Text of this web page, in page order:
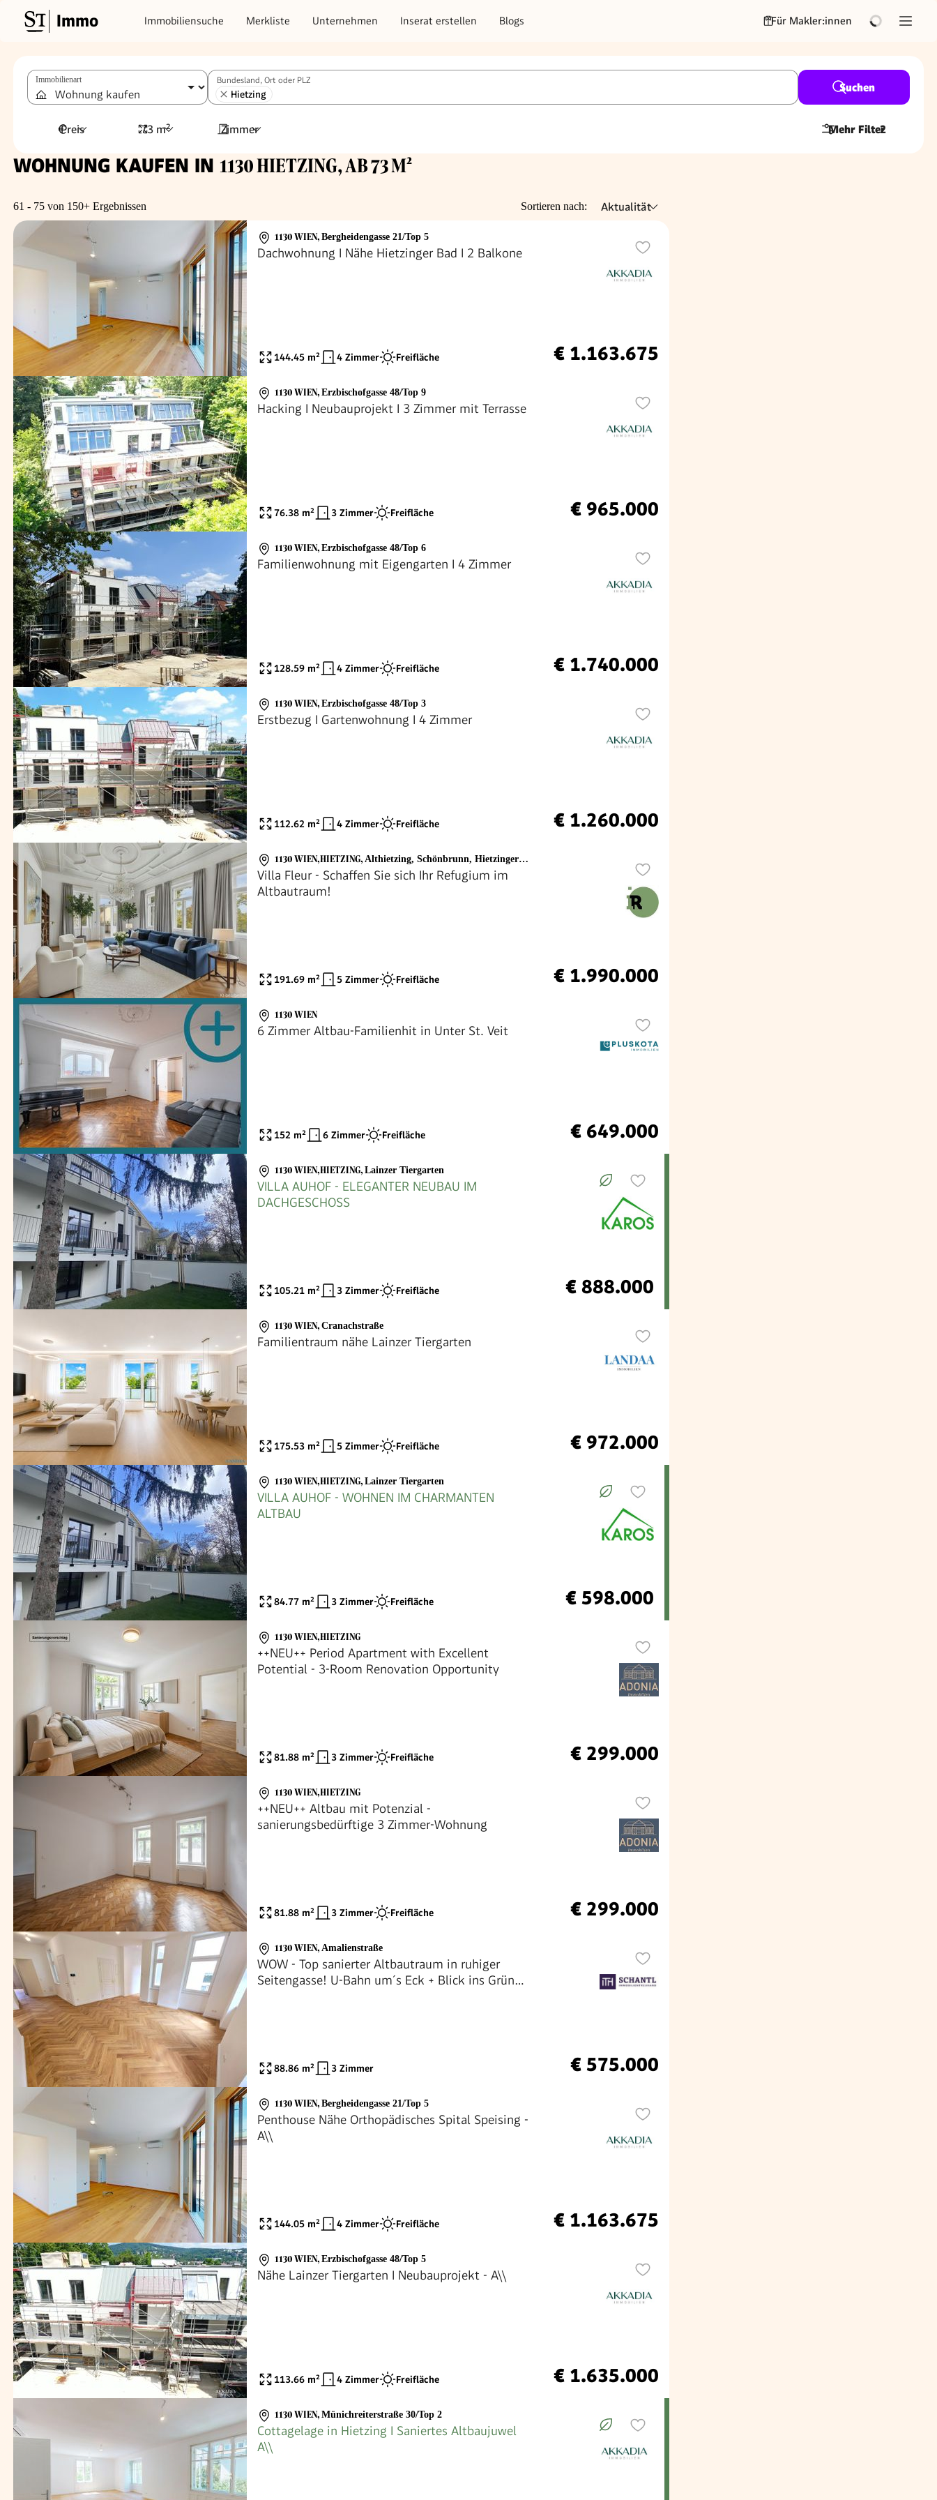
Immo Immobiliensuche Merkliste Unternehmen Inserat erstellen Blogs Für Makler:innen
Immobilienart Bundesland, Ort oder PLZ
Hietzing
Suchen
Preis 73 m² Zimmer Mehr Filter
2
WOHNUNG KAUFEN IN 1130 HIETZING, AB 73 M²
61 - 75 von 150+ Ergebnissen Sortieren nach: Aktualität
1130 WIEN, Bergheidengasse 21/Top 5
Dachwohnung I Nähe Hietzinger Bad I 2 Balkone
144.45 m² 4 Zimmer Freifläche € 1.163.675
1130 WIEN, Erzbischofgasse 48/Top 9
Hacking I Neubauprojekt I 3 Zimmer mit Terrasse
76.38 m² 3 Zimmer Freifläche € 965.000
1130 WIEN, Erzbischofgasse 48/Top 6
Familienwohnung mit Eigengarten I 4 Zimmer
128.59 m² 4 Zimmer Freifläche € 1.740.000
1130 WIEN, Erzbischofgasse 48/Top 3
Erstbezug I Gartenwohnung I 4 Zimmer
112.62 m² 4 Zimmer Freifläche € 1.260.000
1130 WIEN,HIETZING, Althietzing, Schönbrunn, Hietzinger Platzl
Villa Fleur - Schaffen Sie sich Ihr Refugium im
Altbautraum!
191.69 m² 5 Zimmer Freifläche € 1.990.000
1130 WIEN
6 Zimmer Altbau-Familienhit in Unter St. Veit
152 m² 6 Zimmer Freifläche € 649.000
1130 WIEN,HIETZING, Lainzer Tiergarten
VILLA AUHOF - ELEGANTER NEUBAU IM
DACHGESCHOSS
105.21 m² 3 Zimmer Freifläche € 888.000
1130 WIEN, Cranachstraße
Familientraum nähe Lainzer Tiergarten
175.53 m² 5 Zimmer Freifläche € 972.000
1130 WIEN,HIETZING, Lainzer Tiergarten
VILLA AUHOF - WOHNEN IM CHARMANTEN
ALTBAU
84.77 m² 3 Zimmer Freifläche € 598.000
1130 WIEN,HIETZING
++NEU++ Period Apartment with Excellent
Potential - 3-Room Renovation Opportunity
81.88 m² 3 Zimmer Freifläche € 299.000
1130 WIEN,HIETZING
++NEU++ Altbau mit Potenzial -
sanierungsbedürftige 3 Zimmer-Wohnung
81.88 m² 3 Zimmer Freifläche € 299.000
1130 WIEN, Amalienstraße
WOW - Top sanierter Altbautraum in ruhiger
Seitengasse! U-Bahn um´s Eck + Blick ins Grüne
88.86 m² 3 Zimmer € 575.000
1130 WIEN, Bergheidengasse 21/Top 5
Penthouse Nähe Orthopädisches Spital Speising -
A\\
144.05 m² 4 Zimmer Freifläche € 1.163.675
1130 WIEN, Erzbischofgasse 48/Top 5
Nähe Lainzer Tiergarten I Neubauprojekt - A\\
113.66 m² 4 Zimmer Freifläche € 1.635.000
1130 WIEN, Münichreiterstraße 30/Top 2
Cottagelage in Hietzing I Saniertes Altbaujuwel
A\\